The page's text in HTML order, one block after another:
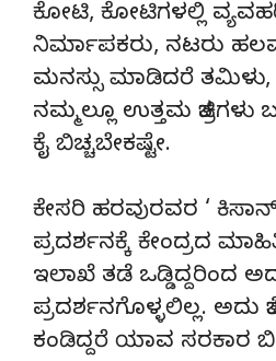
ಕೋಟಿ, ಕೋಟಿಗಳಲ್ಲಿ
ನಿರ್ಮಾಪಕರು, ನಟರು
ಮನಸ್ಸು ಮಾಡಿದರೆ
ನಮ್ಮಲ್ಲೂ ಉತ್ತಮ
ಕೈ ಬಿಚ್ಚಬೇಕಷ್ಟೇ.
ಕೇಸರಿ ಹರವುರವರ ‘ ಕಿಸಾನ್
ಪ್ರದರ್ಶನಕ್ಕೆ ಕೇಂದ್ರದ
ಇಲಾಖೆ ತಡೆ ಒಡ್ಡಿದ್ದರಿಂದ
ಪ್ರದರ್ಶನಗೊಳ್ಳಲಿಲ್ಲ. ಅದು
ಕಂಡಿದ್ದರೆ ಯಾವ ಸರಕಾರ